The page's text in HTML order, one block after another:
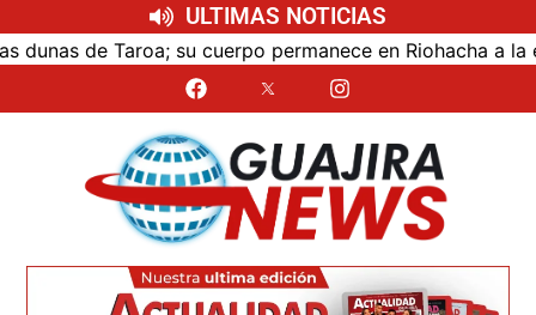
ULTIMAS NOTICIAS
su cuerpo permanece en Riohacha a la espera de